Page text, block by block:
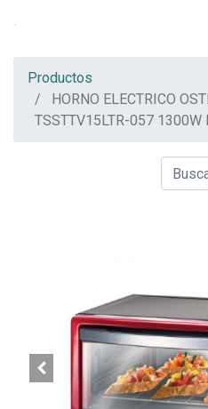
Productos
HORNO ELECTRICO
TSSTTV15LTR-057 1300W